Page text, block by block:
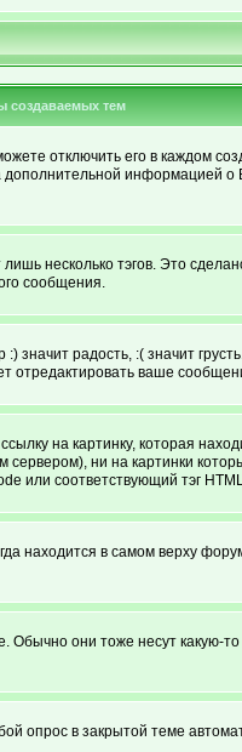
создаваемых тем
отключить его в каждом
информацией о
несколько тэгов. Это
сообщения.
радость, :( значит
отредактировать ваше
на картинку, которая
ни на картинки
или соответствующий тэг
находится в самом верху
они тоже несут какую-
опрос в закрытой теме